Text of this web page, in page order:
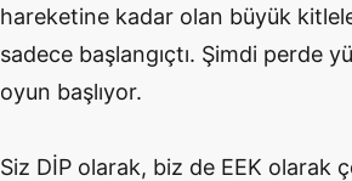
hareketine kadar olan büyük
sadece başlangıçtı. Şimdi perde
oyun başlıyor.
Siz DİP olarak, biz de EEK olarak